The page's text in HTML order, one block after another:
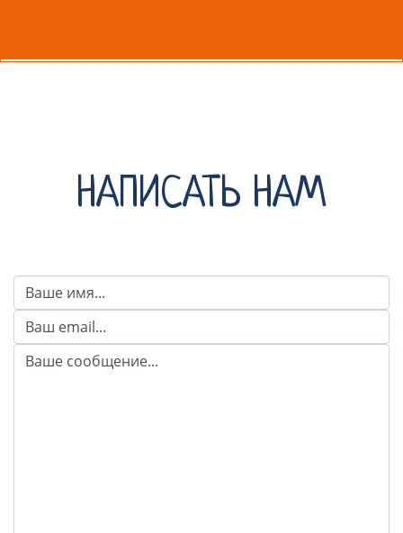
НАПИСАТЬ НАМ